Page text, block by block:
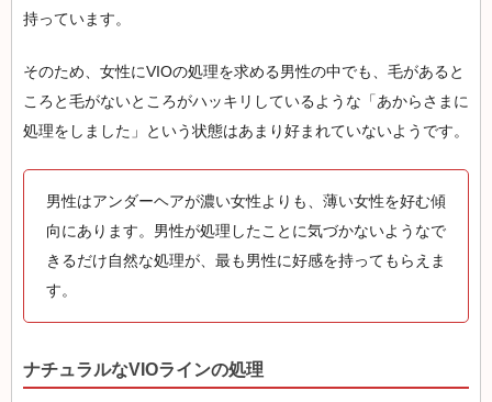
持っています。
そのため、女性にVIOの処理を求める男性の中でも、毛があると
ころと毛がないところがハッキリしているような「あからさまに
処理をしました」という状態はあまり好まれていないようです。
男性はアンダーヘアが濃い女性よりも、薄い女性を好む傾
向にあります。男性が処理したことに気づかないようなで
きるだけ自然な処理が、最も男性に好感を持ってもらえま
す。
ナチュラルなVIOラインの処理